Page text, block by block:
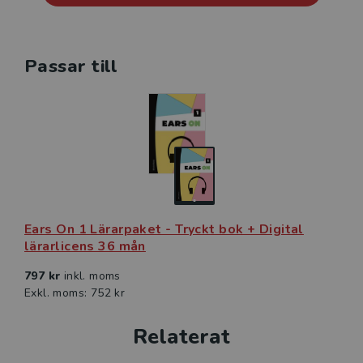
lärare och läromedelsförfattare, och Andy Coombs
Passar till
Ears On 1 Lärarpaket - Tryckt bok + Digital
lärarlicens 36 mån
797 kr inkl. moms
Exkl. moms: 752 kr
Relaterat